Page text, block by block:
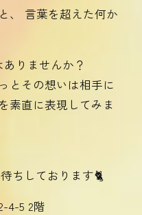
、 言葉を超えた何か
りませんか？
とその想いは相手に
素直に表現してみま
ちしております🐈
4-5 2階